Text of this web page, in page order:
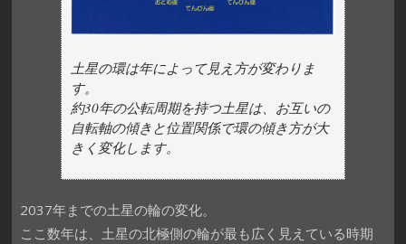
土星の環は年によって見え方が変わりま
す。
約30年の公転周期を持つ土星は、お互いの
自転軸の傾きと位置関係で環の傾き方が大
きく変化します。
2037年までの土星の輪の変化。
ここ数年は、土星の北極側の輪が最も広く見えている時期